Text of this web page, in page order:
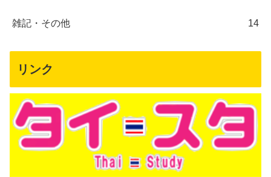
雑記・その他 14
リンク